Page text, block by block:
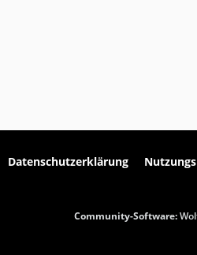
Datenschutzerklärung
Community-Software: